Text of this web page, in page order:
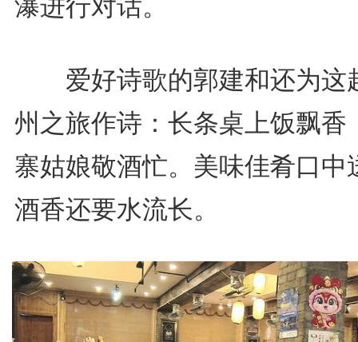
瀑进行对话。
爱好诗歌的郭建和还为这
州之旅作诗：长条桌上饭飘香
寨姑娘敬酒忙。美味佳肴口中
酒香还要水流长。